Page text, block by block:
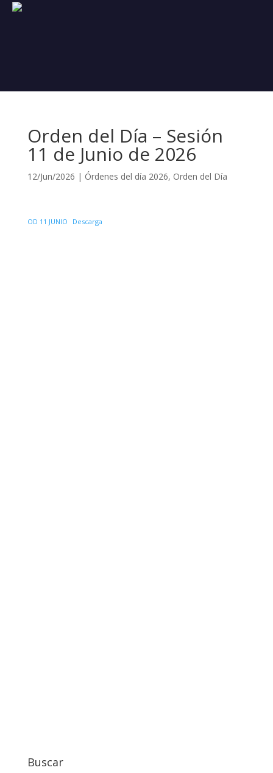
Orden del Día – Sesión
11 de Junio de 2026
12/Jun/2026 | Órdenes del día 2026, Orden del Día
OD 11 JUNIO Descarga
Buscar